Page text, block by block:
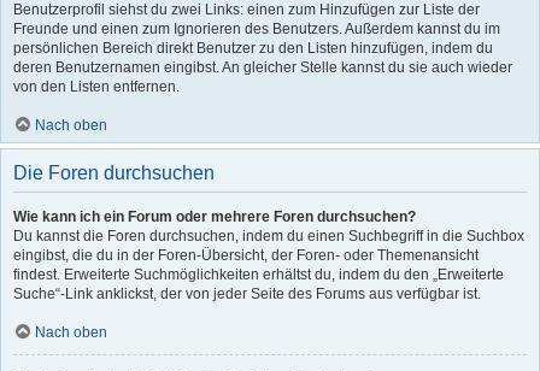
Benutzerprofil siehst du zwei Links: einen zum Hinzufügen zur Liste der
Freunde und einen zum Ignorieren des Benutzers. Außerdem kannst du im
persönlichen Bereich direkt Benutzer zu den Listen hinzufügen, indem du
deren Benutzernamen eingibst. An gleicher Stelle kannst du sie auch wieder
von den Listen entfernen.
Nach oben
Die Foren durchsuchen
Wie kann ich ein Forum oder mehrere Foren durchsuchen?
Du kannst die Foren durchsuchen, indem du einen Suchbegriff in die Suchbox
eingibst, die du in der Foren-Übersicht, der Foren- oder Themenansicht
findest. Erweiterte Suchmöglichkeiten erhältst du, indem du den „Erweiterte
Suche“-Link anklickst, der von jeder Seite des Forums aus verfügbar ist.
Nach oben